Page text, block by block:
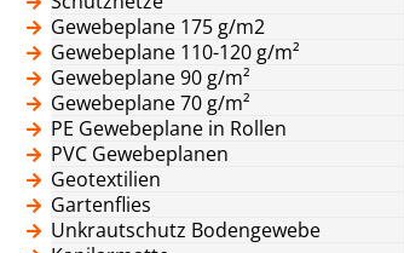
Gewebeplane 175 g/m2
Gewebeplane 110-120 g/m²
Gewebeplane 90 g/m²
Gewebeplane 70 g/m²
PE Gewebeplane in Rollen
PVC Gewebeplanen
Geotextilien
Gartenflies
Unkrautschutz Bodengewebe